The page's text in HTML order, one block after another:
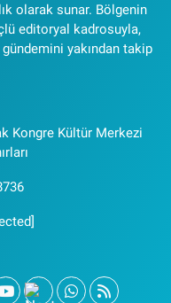
olarak sunar. Bölgenin
editoryal kadrosuyla,
yakından takip
Kongre Kültür Merkezi